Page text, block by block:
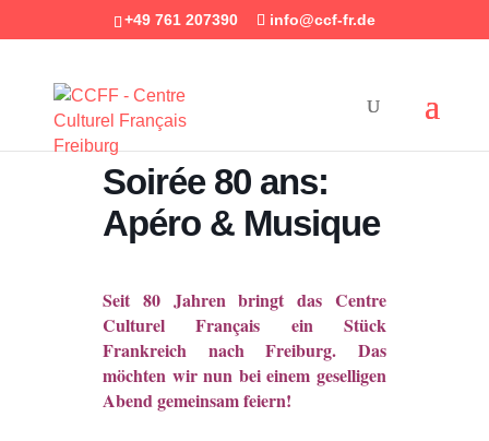
+49 761 207390 info@ccf-fr.de
Soirée 80 ans:
Apéro & Musique
Seit 80 Jahren bringt das Centre
Culturel Français ein Stück
Frankreich nach Freiburg. Das
möchten wir nun bei einem geselligen
Abend gemeinsam feiern!